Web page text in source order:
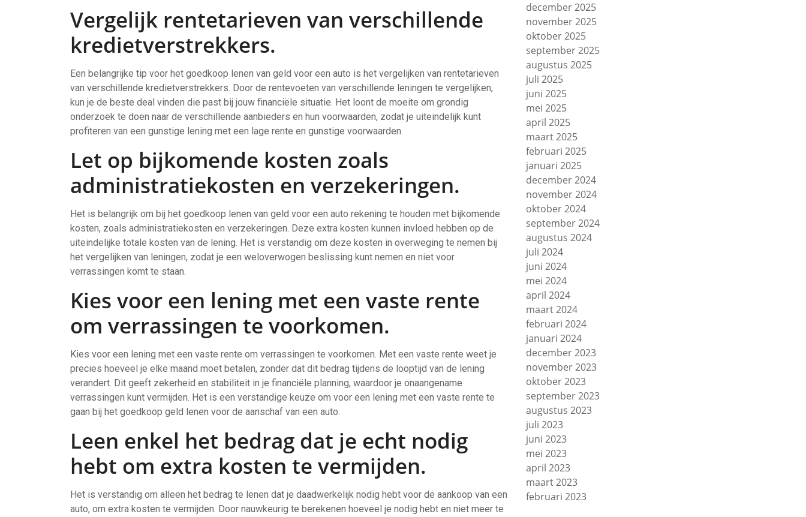
Vergelijk rentetarieven van verschillende
kredietverstrekkers.
Een belangrijke tip voor het goedkoop lenen van geld voor een auto is het vergelijken van rentetarieven
van verschillende kredietverstrekkers. Door de rentevoeten van verschillende leningen te vergelijken,
kun je de beste deal vinden die past bij jouw financiële situatie. Het loont de moeite om grondig
onderzoek te doen naar de verschillende aanbieders en hun voorwaarden, zodat je uiteindelijk kunt
profiteren van een gunstige lening met een lage rente en gunstige voorwaarden.
Let op bijkomende kosten zoals
administratiekosten en verzekeringen.
Het is belangrijk om bij het goedkoop lenen van geld voor een auto rekening te houden met bijkomende
kosten, zoals administratiekosten en verzekeringen. Deze extra kosten kunnen invloed hebben op de
uiteindelijke totale kosten van de lening. Het is verstandig om deze kosten in overweging te nemen bij
het vergelijken van leningen, zodat je een weloverwogen beslissing kunt nemen en niet voor
verrassingen komt te staan.
Kies voor een lening met een vaste rente
om verrassingen te voorkomen.
Kies voor een lening met een vaste rente om verrassingen te voorkomen. Met een vaste rente weet je
precies hoeveel je elke maand moet betalen, zonder dat dit bedrag tijdens de looptijd van de lening
verandert. Dit geeft zekerheid en stabiliteit in je financiële planning, waardoor je onaangename
verrassingen kunt vermijden. Het is een verstandige keuze om voor een lening met een vaste rente te
gaan bij het goedkoop geld lenen voor de aanschaf van een auto.
Leen enkel het bedrag dat je echt nodig
hebt om extra kosten te vermijden.
Het is verstandig om alleen het bedrag te lenen dat je daadwerkelijk nodig hebt voor de aankoop van een
auto, om extra kosten te vermijden. Door nauwkeurig te berekenen hoeveel je nodig hebt en niet meer te
december 2025
november 2025
oktober 2025
september 2025
augustus 2025
juli 2025
juni 2025
mei 2025
april 2025
maart 2025
februari 2025
januari 2025
december 2024
november 2024
oktober 2024
september 2024
augustus 2024
juli 2024
juni 2024
mei 2024
april 2024
maart 2024
februari 2024
januari 2024
december 2023
november 2023
oktober 2023
september 2023
augustus 2023
juli 2023
juni 2023
mei 2023
april 2023
maart 2023
februari 2023